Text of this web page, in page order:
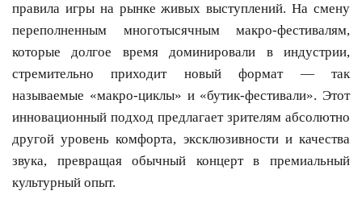
правила игры на рынке живых выступлений. На смену
переполненным многотысячным макро-фестивалям,
которые долгое время доминировали в индустрии,
стремительно приходит новый формат — так
называемые «макро-циклы» и «бутик-фестивали». Этот
инновационный подход предлагает зрителям абсолютно
другой уровень комфорта, эксклюзивности и качества
звука, превращая обычный концерт в премиальный
культурный опыт.